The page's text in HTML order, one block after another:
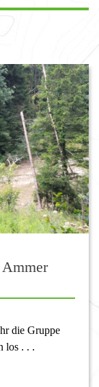
die Gruppe
los . . .